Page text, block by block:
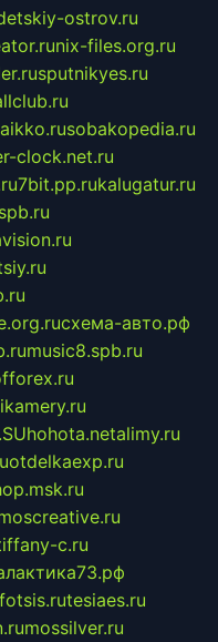
ostrov.ru
nix-files.org.ru
sputnikyes.ru
sobakopedia.ru
clock.net.ru
7bit.pp.rukalugatur.ru
схема-авто.рф
music8.spb.ru
hohota.netalimy.ru
otdelkaexp.ru
c.ru
fotsis.rutesiaes.ru
mossilver.ru